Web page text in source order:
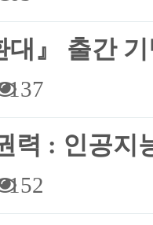
대』 출간
137
력 : 인공
152